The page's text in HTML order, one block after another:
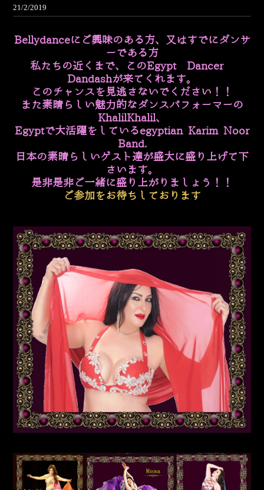
21/2/2019
Bellydanceにご興味のある方、又はすでにダンサ
ーである方
私たちの近くまで、このEgypt Dancer
Dandashが来てくれます。
このチャンスを見逃さないでください！！
また素晴らしい魅力的なダンスパフォーマーの
KhalilKhalil、
Egyptで大活躍をしているegyptian Karim Noor
Band.
日本の素晴らしいゲスト達が盛大に盛り上げて下
さいます。
是非是非ご一緒に盛り上がりましょう！！
ご参加をお待ちしております